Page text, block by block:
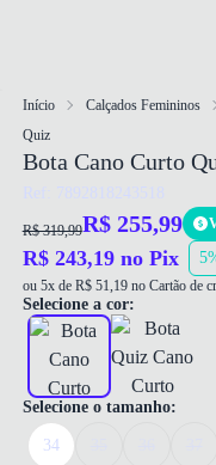
Início Calçados Femininos
Quiz
Bota Cano Curto
Ref: 7892818243518
R$ 319,99R$ 255,99
R$ 243,19 no Pix
ou 5x de R$ 51,19 no Cartão de
Selecione a cor:
Selecione o tamanho:
34